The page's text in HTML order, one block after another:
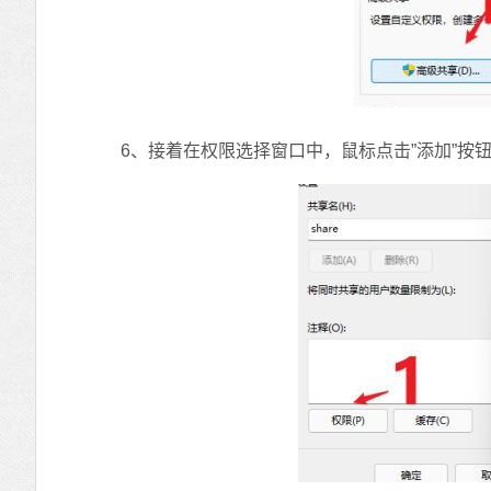
6、接着在权限选择窗口中，鼠标点击”添加”按